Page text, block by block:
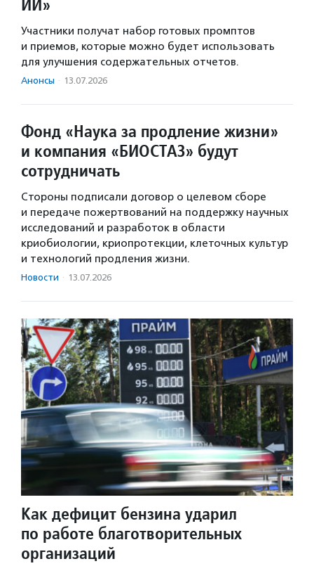
ИИ»
Участники получат набор готовых промптов
и приемов, которые можно будет использовать
для улучшения содержательных отчетов.
Анонсы · 13.07.2026
Фонд «Наука за продление жизни»
и компания «БИОСТАЗ» будут
сотрудничать
Стороны подписали договор о целевом сборе
и передаче пожертвований на поддержку научных
исследований и разработок в области
криобиологии, криопротекции, клеточных культур
и технологий продления жизни.
Новости · 13.07.2026
Как дефицит бензина ударил
по работе благотворительных
организаций